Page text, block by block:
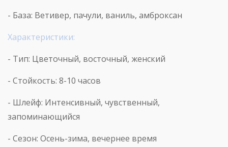
- База: Ветивер, пачули, ваниль, амброксан
Характеристики:
- Тип: Цветочный, восточный, женский
- Стойкость: 8-10 часов
- Шлейф: Интенсивный, чувственный,
запоминающийся
- Сезон: Осень-зима, вечернее время